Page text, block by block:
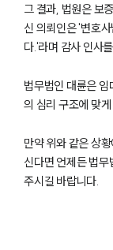
그 결과, 법원은 보
신 의뢰인은 '변호
다.'라며 감사 인사
법무법인 대륜은
의 심리 구조에 맞
만약 위와 같은 상
신다면 언제든 법
주시길 바랍니다.